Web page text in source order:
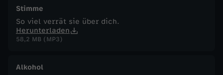
Stimme
So viel verrät sie über dich.
Herunterladen
58,2 MB (MP3)
Alkohol